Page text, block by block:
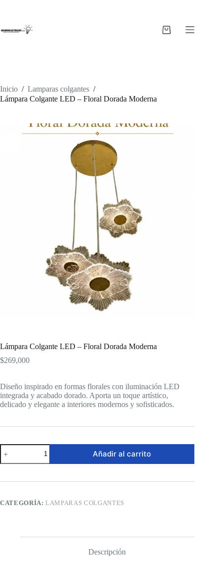
Carro
Inicio / Lamparas colgantes /
Lámpara Colgante LED – Floral Dorada Moderna
Lámpara Colgante LED – Floral Dorada Moderna
$269,000
Diseño inspirado en formas florales con iluminación LED
integrada y acabado dorado. Aporta un toque artístico,
delicado y elegante a interiores modernos y sofisticados.
Lámpara
Colgante
LED
Floral
cantidad
Añadir al carrito
CATEGORÍA:LAMPARAS COLGANTES
Descripción